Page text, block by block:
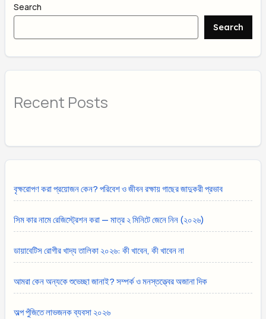
Search
Search
Recent Posts
বৃক্ষরোপণ করা প্রয়োজন কেন? পরিবেশ ও জীবন রক্ষায় গাছের জাদুকরী প্রভাব
সিম কার নামে রেজিস্ট্রেশন করা — মাত্র ২ মিনিটে জেনে নিন (২০২৬)
ডায়াবেটিস রোগীর খাদ্য তালিকা ২০২৬: কী খাবেন, কী খাবেন না
আমরা কেন অন্যকে শুভেচ্ছা জানাই? সম্পর্ক ও মনস্তত্ত্বের অজানা দিক
অল্প পুঁজিতে লাভজনক ব্যবসা ২০২৬